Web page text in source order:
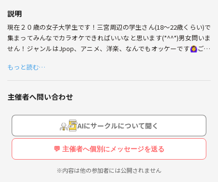
説明
現在２０歳の女子大学生です！三宮周辺の学生さん(18〜22歳くらい)で
集まってみんなでカラオケできればいいなと思います(*^^*)男女問いま
せん！ジャンルはJpop、アニメ、洋楽、なんでもオッケーです🙆‍♀️ご自
いなーと思います。4〜6人ほど集まれば行いたいと思います！人数が集
まらなければ中止するかもです(・・;)
もっと読む…
主催者へ問い合わせ
AIにサークルについて聞く
💬 主催者へ個別にメッセージを送る
※内容は他の参加者には公開されません